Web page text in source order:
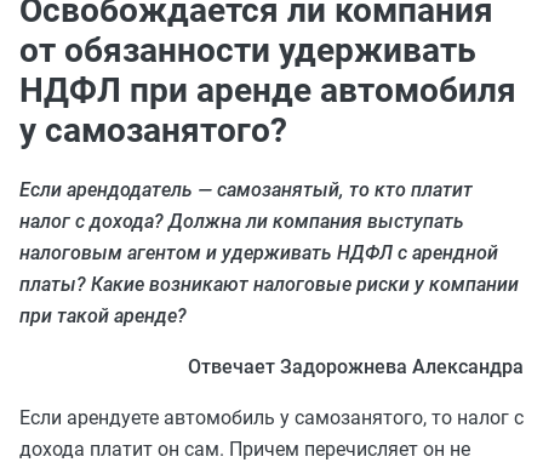
Освобождается ли компания
от обязанности удерживать
НДФЛ при аренде автомобиля
у самозанятого?
Если арендодатель — самозанятый, то кто платит
налог с дохода? Должна ли компания выступать
налоговым агентом и удерживать НДФЛ с арендной
платы? Какие возникают налоговые риски у компании
при такой аренде?
Отвечает Задорожнева Александра
Если арендуете автомобиль у самозанятого, то налог с
дохода платит он сам. Причем перечисляет он не